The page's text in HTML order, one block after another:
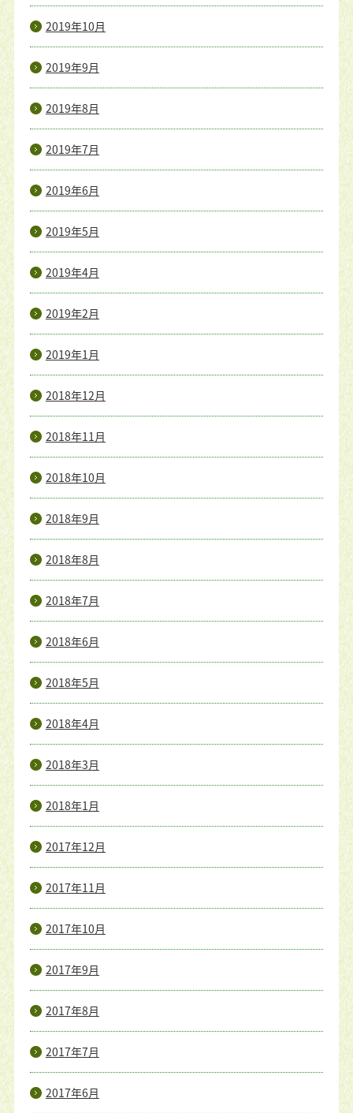
2019年10月
2019年9月
2019年8月
2019年7月
2019年6月
2019年5月
2019年4月
2019年2月
2019年1月
2018年12月
2018年11月
2018年10月
2018年9月
2018年8月
2018年7月
2018年6月
2018年5月
2018年4月
2018年3月
2018年1月
2017年12月
2017年11月
2017年10月
2017年9月
2017年8月
2017年7月
2017年6月